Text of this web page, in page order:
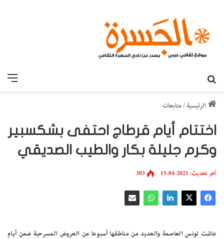
الرئيسية /متابعات
اختتام أيام قرطاج احتفى بشكسبير
وكرم جليلة بكار والطيب الصديقي
آخر تحديث: 2021-04-15 303
عاشت تونس العاصمة والعديد من مناطقها أسبوعا من العروض المسرحية ضمن أيام